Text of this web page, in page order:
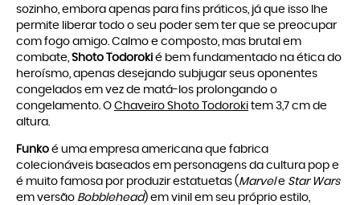
sozinho, embora apenas para fins práticos, já que isso lhe
permite liberar todo o seu poder sem ter que se preocupar
com fogo amigo. Calmo e composto, mas brutal em
combate, Shoto Todoroki é bem fundamentado na ética do
heroísmo, apenas desejando subjugar seus oponentes
congelados em vez de matá-los prolongando o
congelamento. O Chaveiro Shoto Todoroki tem 3,7 cm de
altura.
Funko é uma empresa americana que fabrica
colecionáveis baseados em personagens da cultura pop e
é muito famosa por produzir estatuetas (Marvele Star Wars
em versão Bobblehead) em vinil em seu próprio estilo,